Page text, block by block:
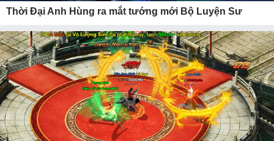
Thời Đại Anh Hùng ra mắt tướng mới Bộ Luyện Sư